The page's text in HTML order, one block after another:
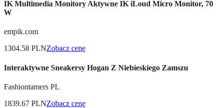
IK Multimedia Monitory Aktywne IK iLoud Micro Monitor, 70
W
empik.com
1304.58 PLNZobacz cenę
Interaktywne Sneakersy Hogan Z Niebieskiego Zamszu
Fashiontamers PL
1839.67 PLNZobacz cenę